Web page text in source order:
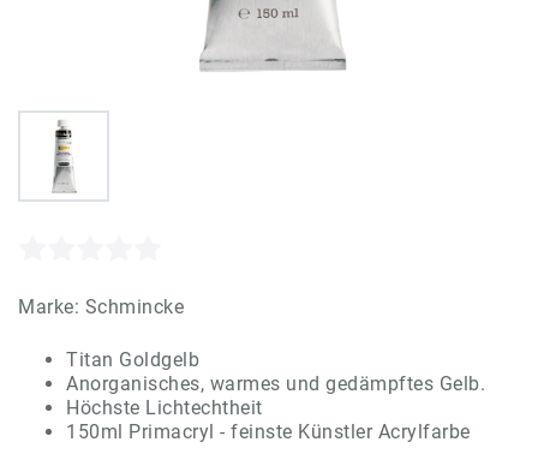
Marke: Schmincke
Titan Goldgelb
Anorganisches, warmes und gedämpftes Gelb.
Höchste Lichtechtheit
150ml Primacryl - feinste Künstler Acrylfarbe